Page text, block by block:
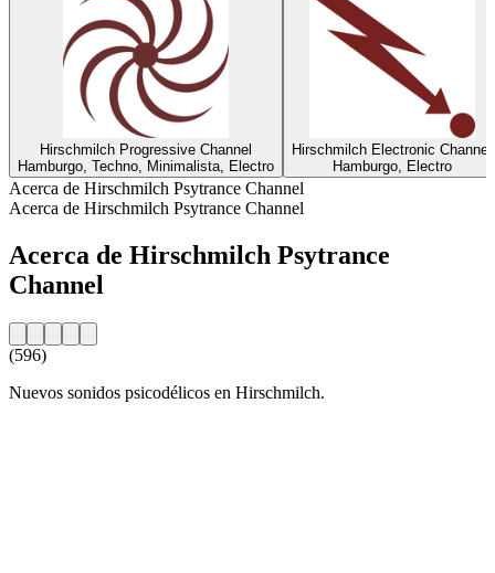
Hirschmilch Progressive Channel
Hamburgo, Techno, Minimalista, Electro
Hirschmilch Electronic Channel
Hamburgo, Electro
Acerca de Hirschmilch Psytrance Channel
Acerca de Hirschmilch Psytrance Channel
Acerca de Hirschmilch Psytrance
Channel
(596)
Nuevos sonidos psicodélicos en Hirschmilch.